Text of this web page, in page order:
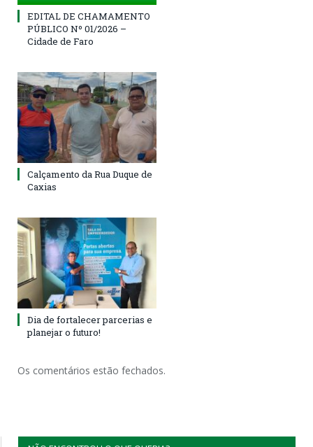
EDITAL DE CHAMAMENTO
PÚBLICO Nº 01/2026 –
Cidade de Faro
Calçamento da Rua Duque de
Caxias
Dia de fortalecer parcerias e
planejar o futuro!
Os comentários estão fechados.